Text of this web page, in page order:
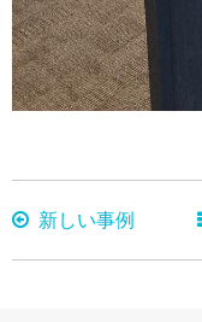
新しい事例